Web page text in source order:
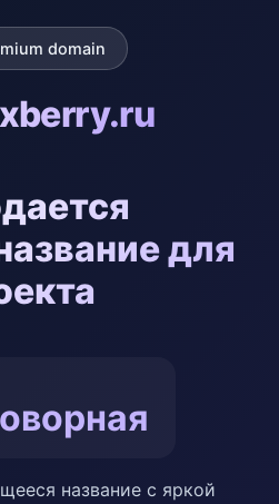
domain
для
название с яркой